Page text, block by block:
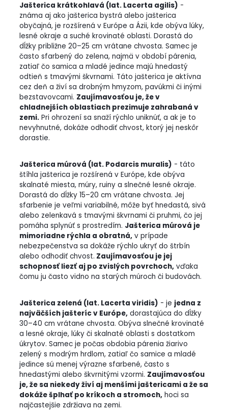
Jašterica krátkohlavá (lat. Lacerta agilis) -
známa aj ako jašterica bystrá alebo jašterica
obyčajná, je rozšírená v Európe a Ázii, kde obýva lúky,
lesné okraje a suché krovinaté oblasti. Dorastá do
dĺžky približne 20–25 cm vrátane chvosta. Samec je
často sfarbený do zelena, najmä v období párenia,
zatiaľ čo samica a mladé jedince majú hnedastý
odtieň s tmavými škvrnami. Táto jašterica je aktívna
cez deň a živí sa drobným hmyzom, pavúkmi či inými
bezstavovcami. Zaujímavosťou je, že v
chladnejších oblastiach prezimuje zahrabaná v
zemi. Pri ohrození sa snaží rýchlo uniknúť, a ak je to
nevyhnutné, dokáže odhodiť chvost, ktorý jej neskôr
dorastie.
Jašterica múrová (lat. Podarcis muralis) - táto
štíhla jašterica je rozšírená v Európe, kde obýva
skalnaté miesta, múry, ruiny a slnečné lesné okraje.
Dorastá do dĺžky 15–20 cm vrátane chvosta. Jej
sfarbenie je veľmi variabilné, môže byť hnedastá, sivá
alebo zelenkavá s tmavými škvrnami či pruhmi, čo jej
pomáha splynúť s prostredím. Jašterica múrová je
mimoriadne rýchla a obratná, v prípade
nebezpečenstva sa dokáže rýchlo ukryť do štrbín
alebo odhodiť chvost. Zaujímavosťou je jej
schopnosť liezť aj po zvislých povrchoch, vďaka
čomu ju často vidno na starých múroch či budovách.
Jašterica zelená (lat. Lacerta viridis) - je jedna z
najväčších jašteríc v Európe, dorastajúca do dĺžky
30–40 cm vrátane chvosta. Obýva slnečné krovinaté
a lesné okraje, lúky či skalnaté oblasti s dostatkom
úkrytov. Samec je počas obdobia párenia žiarivo
zelený s modrým hrdlom, zatiaľ čo samice a mladé
jedince sú menej výrazne sfarbené, často s
hnedastými alebo škvrnitými vzormi. Zaujímavosťou
je, že sa niekedy živí aj menšími jaštericami a že sa
dokáže šplhať po kríkoch a stromoch, hoci sa
najčastejšie zdržiava na zemi.